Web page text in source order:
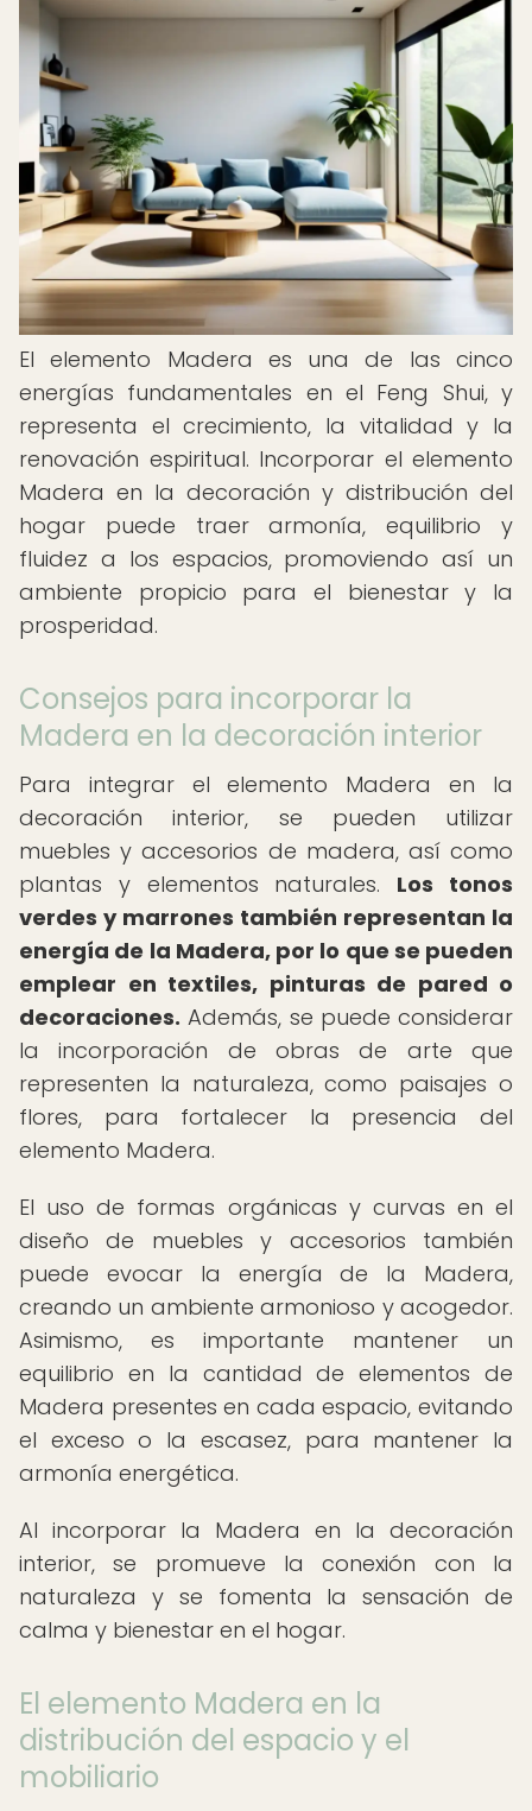
El elemento Madera es una de las cinco
energías fundamentales en el Feng Shui, y
representa el crecimiento, la vitalidad y la
renovación espiritual. Incorporar el elemento
Madera en la decoración y distribución del
hogar puede traer armonía, equilibrio y
fluidez a los espacios, promoviendo así un
ambiente propicio para el bienestar y la
prosperidad.
Consejos para incorporar la
Madera en la decoración interior
Para integrar el elemento Madera en la
decoración interior, se pueden utilizar
muebles y accesorios de madera, así como
plantas y elementos naturales. Los tonos
verdes y marrones también representan la
energía de la Madera, por lo que se pueden
emplear en textiles, pinturas de pared o
decoraciones. Además, se puede considerar
la incorporación de obras de arte que
representen la naturaleza, como paisajes o
flores, para fortalecer la presencia del
elemento Madera.
El uso de formas orgánicas y curvas en el
diseño de muebles y accesorios también
puede evocar la energía de la Madera,
creando un ambiente armonioso y acogedor.
Asimismo, es importante mantener un
equilibrio en la cantidad de elementos de
Madera presentes en cada espacio, evitando
el exceso o la escasez, para mantener la
armonía energética.
Al incorporar la Madera en la decoración
interior, se promueve la conexión con la
naturaleza y se fomenta la sensación de
calma y bienestar en el hogar.
El elemento Madera en la
distribución del espacio y el
mobiliario